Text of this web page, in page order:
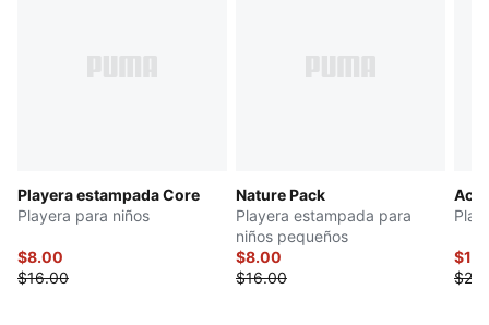
Playera estampada Core
Playera para niños
$8.00
$16.00
Nature Pack
Playera estampada para
niños pequeños
$8.00
$16.00